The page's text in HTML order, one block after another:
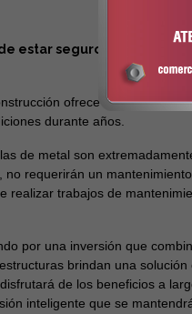
estar seguro de que está
ofrece una gran
durante años.
de metal son
requerirán un
realizar trabajos de
por una inversión que
brindan una
de los beneficios a
inteligente que se